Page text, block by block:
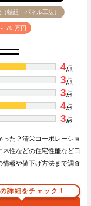
軸組・パネル工法）
70 万円
4点
3点
3点
4点
3点
た？清栄コーポレーショ
性などの住宅性能など口
情報や値下げ方法まで調査
詳細をチェック！